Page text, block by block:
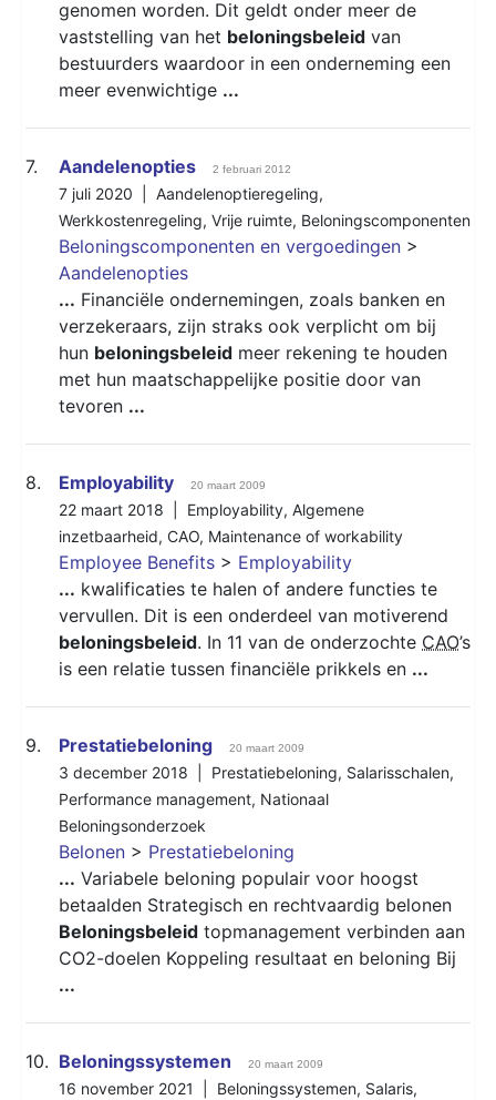
genomen worden. Dit geldt onder meer de
vaststelling van het beloningsbeleid van
bestuurders waardoor in een onderneming een
meer evenwichtige ...
7. Aandelenopties 2 februari 2012
7 juli 2020 | Aandelenoptieregeling,
Werkkostenregeling, Vrije ruimte, Beloningscomponenten
Beloningscomponenten en vergoedingen >
Aandelenopties
... Financiële ondernemingen, zoals banken en
verzekeraars, zijn straks ook verplicht om bij
hun beloningsbeleid meer rekening te houden
met hun maatschappelijke positie door van
tevoren ...
8. Employability 20 maart 2009
22 maart 2018 | Employability, Algemene
inzetbaarheid, CAO, Maintenance of workability
Employee Benefits > Employability
... kwalificaties te halen of andere functies te
vervullen. Dit is een onderdeel van motiverend
beloningsbeleid. In 11 van de onderzochte CAO’s
is een relatie tussen financiële prikkels en ...
9. Prestatiebeloning 20 maart 2009
3 december 2018 | Prestatiebeloning, Salarisschalen,
Performance management, Nationaal
Beloningsonderzoek
Belonen > Prestatiebeloning
... Variabele beloning populair voor hoogst
betaalden Strategisch en rechtvaardig belonen
Beloningsbeleid topmanagement verbinden aan
CO2-doelen Koppeling resultaat en beloning Bij
...
10. Beloningssystemen 20 maart 2009
16 november 2021 | Beloningssystemen, Salaris,